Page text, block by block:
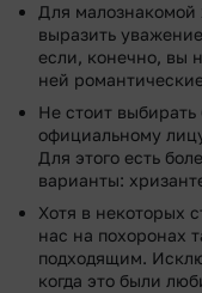
Для малознакомой
выразить
если, конечно, вы
ней
Не стоит
официальному
Для этого есть
варианты:
Хотя в некоторых
нас на похоронах
подходящим.
когда это были